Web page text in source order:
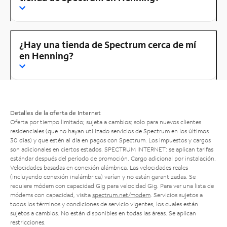
¿Hay una tienda de Spectrum cerca de mí
en Henning?
Detalles de la oferta de Internet
Oferta por tiempo limitado; sujeta a cambios; solo para nuevos clientes
residenciales (que no hayan utilizado servicios de Spectrum en los últimos
30 días) y que estén al día en pagos con Spectrum. Los impuestos y cargos
son adicionales en ciertos estados. SPECTRUM INTERNET: se aplican tarifas
estándar después del período de promoción. Cargo adicional por instalación.
Velocidades basadas en conexión alámbrica. Las velocidades reales
(incluyendo conexión inalámbrica) varían y no están garantizadas. Se
requiere módem con capacidad Gig para velocidad Gig. Para ver una lista de
módems con capacidad, visita spectrum.net/modem . Servicios sujetos a
todos los términos y condiciones de servicio vigentes, los cuales están
sujetos a cambios. No están disponibles en todas las áreas. Se aplican
restricciones.